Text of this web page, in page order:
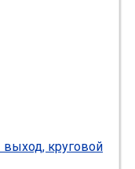
выход, круговой